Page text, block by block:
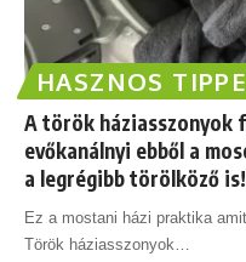
HASZNOS
A török háziasszonyok
evőkanálnyi ebből a
a legrégibb törölköző is!
Ez a mostani házi praktika
Török háziasszonyok